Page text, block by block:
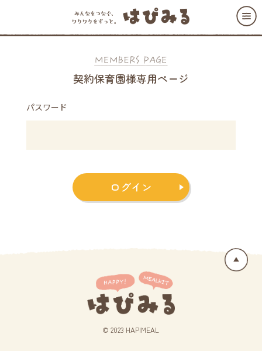
契約保育園様専用ページ
パスワード
ログイン
© 2023 HAPIMEAL